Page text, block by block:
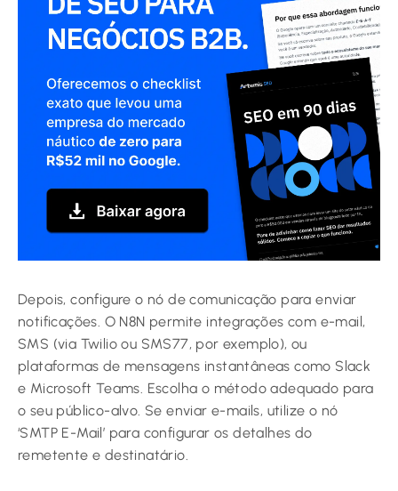
Depois, configure o nó de comunicação para enviar
notificações. O N8N permite integrações com e-mail,
SMS (via Twilio ou SMS77, por exemplo), ou
plataformas de mensagens instantâneas como Slack
e Microsoft Teams. Escolha o método adequado para
o seu público-alvo. Se enviar e-mails, utilize o nó
‘SMTP E-Mail’ para configurar os detalhes do
remetente e destinatário.